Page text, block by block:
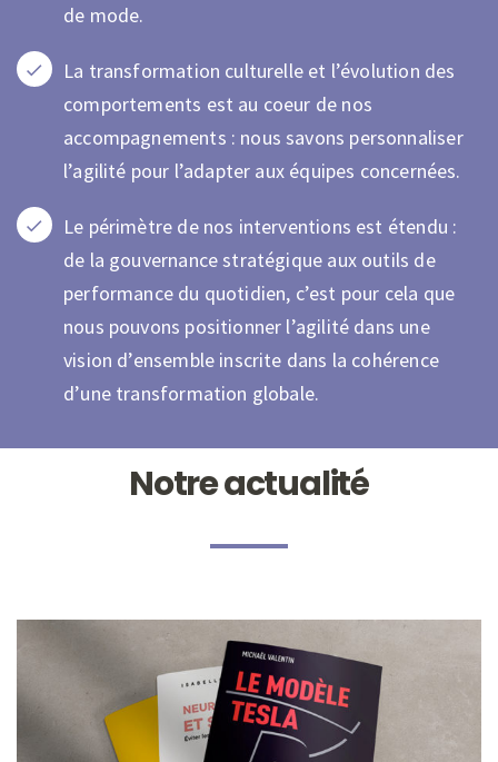
de mode.
La transformation culturelle et l’évolution des
comportements est au coeur de nos
accompagnements : nous savons personnaliser
l’agilité pour l’adapter aux équipes concernées.
Le périmètre de nos interventions est étendu :
de la gouvernance stratégique aux outils de
performance du quotidien, c’est pour cela que
nous pouvons positionner l’agilité dans une
vision d’ensemble inscrite dans la cohérence
d’une transformation globale.
Notre actualité